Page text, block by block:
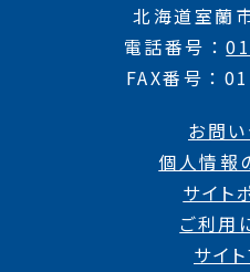
北海道室蘭
電話番号
FAX番号
お問
個人情報
サイト
ご利用
サイ